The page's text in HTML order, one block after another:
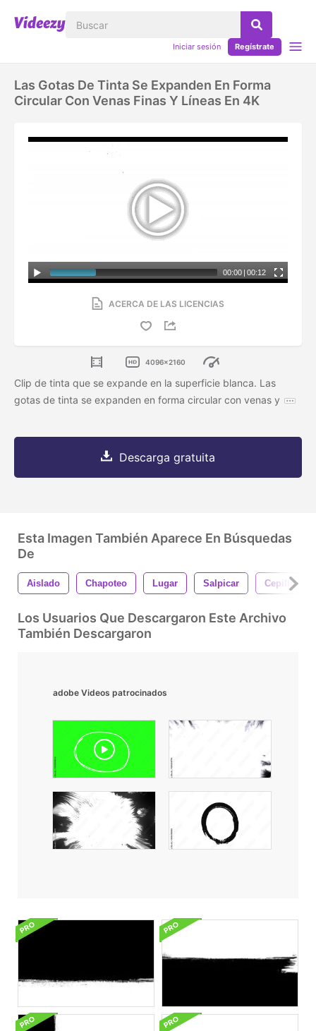
Iniciar sesión Regístrate
Las Gotas De Tinta Se Expanden En Forma
Circular Con Venas Finas Y Líneas En 4K
00:00 | 00:12
ACERCA DE LAS LICENCIAS
4096x2160
Clip de tinta que se expande en la superficie blanca. Las
gotas de tinta se expanden en forma circular con venas y
Descarga gratuita
Esta Imagen También Aparece En Búsquedas
De
Aislado Chapoteo Lugar Salpicar Cepillo
Los Usuarios Que Descargaron Este Archivo
También Descargaron
adobe Videos patrocinados